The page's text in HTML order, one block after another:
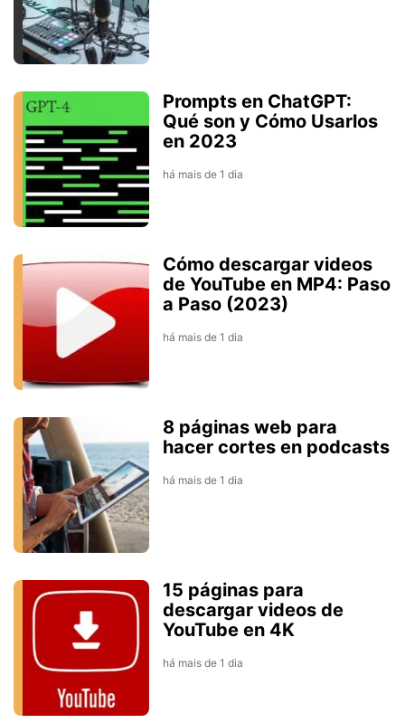
Prompts en ChatGPT:
Qué son y Cómo Usarlos
en 2023
há mais de 1 dia
Cómo descargar videos
de YouTube en MP4: Paso
a Paso (2023)
há mais de 1 dia
8 páginas web para
hacer cortes en podcasts
há mais de 1 dia
15 páginas para
descargar videos de
YouTube en 4K
há mais de 1 dia